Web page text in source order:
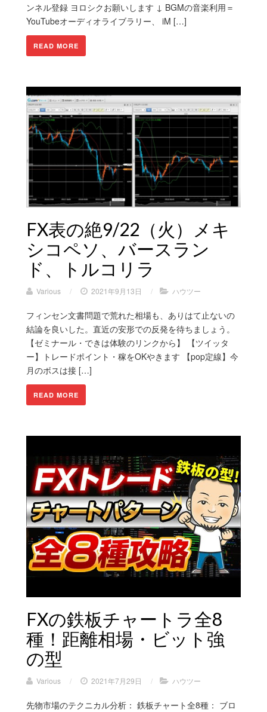
ンネル登録 ヨロシクお願いします ↓ BGMの音楽利用＝
YouTubeオーディオライブラリー、 iM […]
READ MORE
FX表の絶9/22（火）メキ
シコペソ、バースラン
ド、トルコリラ
Various / 2021年9月13日 / ハウツー
フィンセン文書問題で荒れた相場も、ありはて止ないの
結論を良いした。直近の安形での反発を待ちましょう。
【ゼミナール・できは体験のリンクから】 【ツイッタ
ー】トレードポイント・稼をOKやきます 【pop定線】今
月のボスは接 […]
READ MORE
FXの鉄板チャートラ全8
種！距離相場・ビット強
の型
Various / 2021年7月29日 / ハウツー
先物市場のテクニカル分析： 鉄板チャート全8種： ブロ